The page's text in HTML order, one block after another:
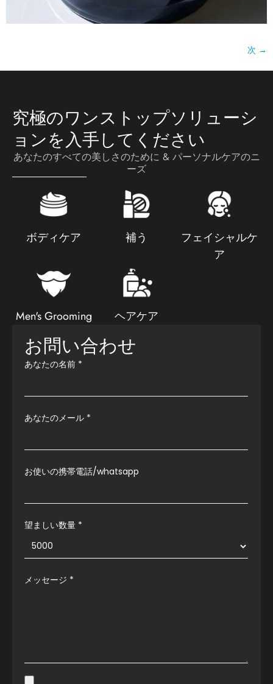
次 →
究極のワンストップソリューシ
ョンを入手してください
あなたのすべての美しさのために & パーソナルケアのニ
ーズ
ボディケア 補う
フェイシャルケ
ア
Men's Grooming ヘアケア
お問い合わせ
あなたの名前 *
あなたのメール *
お使いの携帯電話/whatsapp
望ましい数量 *
メッセージ *